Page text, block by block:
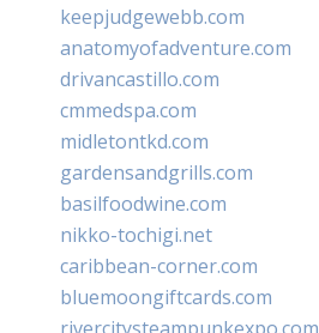
keepjudgewebb.com
anatomyofadventure.com
drivancastillo.com
cmmedspa.com
midletontkd.com
gardensandgrills.com
basilfoodwine.com
nikko-tochigi.net
caribbean-corner.com
bluemoongiftcards.com